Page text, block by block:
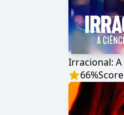
66%Score